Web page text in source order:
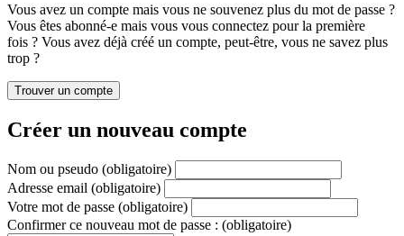
Vous avez un compte mais vous ne souvenez plus du mot de passe ?
Vous êtes abonné-e mais vous vous connectez pour la première
fois ? Vous avez déjà créé un compte, peut-être, vous ne savez plus
trop ?
Créer un nouveau compte
Nom ou pseudo (obligatoire)
Adresse email (obligatoire)
Votre mot de passe (obligatoire)
Confirmer ce nouveau mot de passe : (obligatoire)